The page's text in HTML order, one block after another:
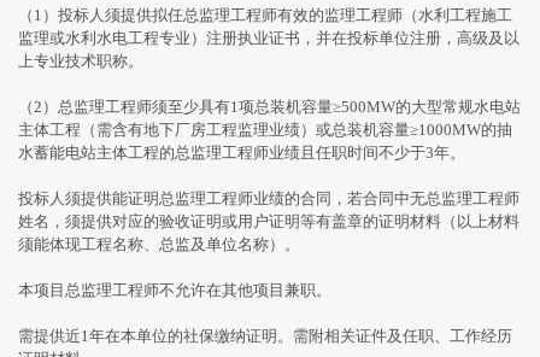
（1）投标人须提供拟任总监理工程师有效的监理工程师（水利工程施工
监理或水利水电工程专业）注册执业证书，并在投标单位注册，高级及以
上专业技术职称。
（2）总监理工程师须至少具有1项总装机容量≥500MW的大型常规水电站
主体工程（需含有地下厂房工程监理业绩）或总装机容量≥1000MW的抽
水蓄能电站主体工程的总监理工程师业绩且任职时间不少于3年。
投标人须提供能证明总监理工程师业绩的合同，若合同中无总监理工程师
姓名，须提供对应的验收证明或用户证明等有盖章的证明材料（以上材料
须能体现工程名称、总监及单位名称）。
本项目总监理工程师不允许在其他项目兼职。
需提供近1年在本单位的社保缴纳证明。需附相关证件及任职、工作经历